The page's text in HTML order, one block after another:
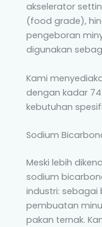
akselerator
(food grade),
pengeboran
digunakan
Kami
dengan kadar
kebutuhan
Sodium
Meski lebih
sodium
industri: sebagai
pembuatan
pakan ternak.